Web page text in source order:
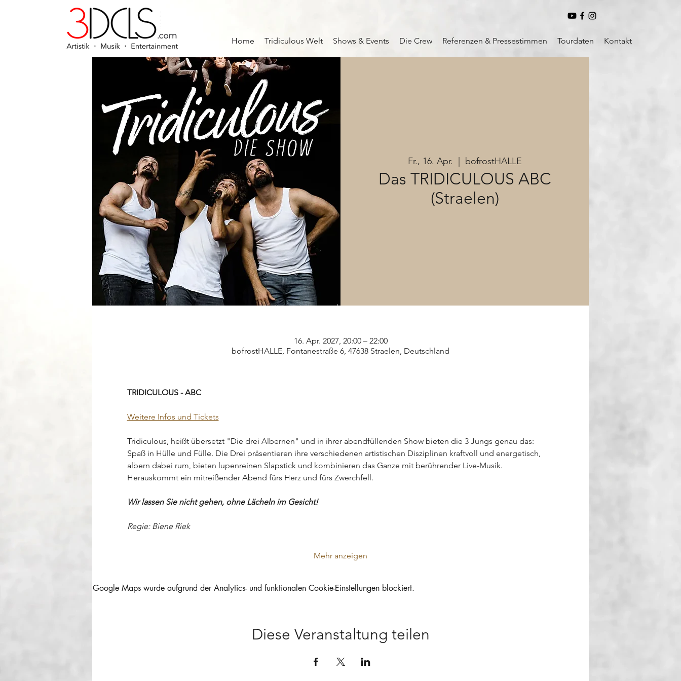
Home Tridiculous Welt Shows & Events Die Crew Referenzen & Pressestimmen Tourdaten Kontakt
Fr., 16. Apr.
  |
bofrostHALLE
Das TRIDICULOUS ABC
(Straelen)
16. Apr. 2027, 20:00 – 22:00
bofrostHALLE, Fontanestraße 6, 47638 Straelen, Deutschland
TRIDICULOUS - ABC
Weitere Infos und Tickets
Tridiculous, heißt übersetzt "Die drei Albernen" und in ihrer abendfüllenden Show bieten die 3 Jungs genau das:
Spaß in Hülle und Fülle. Die Drei präsentieren ihre verschiedenen artistischen Disziplinen kraftvoll und energetisch,
albern dabei rum, bieten lupenreinen Slapstick und kombinieren das Ganze mit berührender Live-Musik.
Herauskommt ein mitreißender Abend fürs Herz und fürs Zwerchfell.
Wir lassen Sie nicht gehen, ohne Lächeln im Gesicht!
Regie: Biene Riek
Mehr anzeigen
Google Maps wurde aufgrund der Analytics- und funktionalen Cookie-Einstellungen blockiert.
Diese Veranstaltung teilen